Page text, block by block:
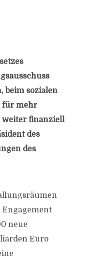
beim sozialen
für mehr
weiter finanziell
des
des
neue
Euro